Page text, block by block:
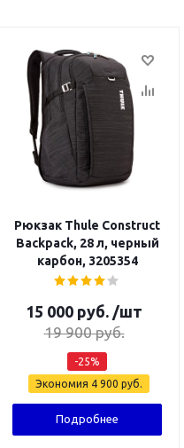
Рюкзак Thule Construct
Backpack, 28 л, черный
карбон, 3205354
15 000 руб. /шт
19 900руб.
-25%
Экономия 4 900 руб.
Подробнее